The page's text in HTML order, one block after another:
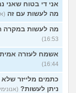
אני די בטוח שאני
מה לעשות עם זה
מה לעשות במקרה
16:53)
אשמח לעזרה
16:44)
כתמים מלייזר שלא
ניתן לעשות? (אנונימית, בת 25,